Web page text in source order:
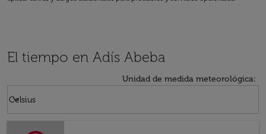
El tiempo en Adís Abeba
Unidad de medida meteorológica:
Celsius
keyboard_arrow_down